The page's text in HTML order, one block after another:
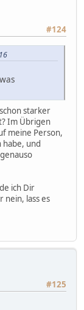
#124
starker
Im Übrigen
meine Person,
und
ich Dir
nein, lass es
#125